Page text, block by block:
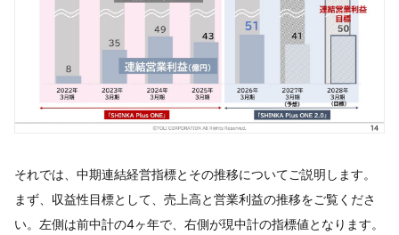
それでは、中期連結経営指標とその推移についてご説明します。
まず、収益性目標として、売上高と営業利益の推移をご覧くださ
い。左側は前中計の4ヶ年で、右側が現中計の指標値となります。